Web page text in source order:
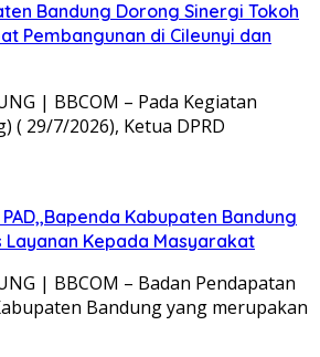
Bandung Dorong Sinergi Tokoh
Pembangunan di Cileunyi dan
| BBCOM – Pada Kegiatan
( 29/7/2026), Ketua DPRD
Kabupaten Bandung
Kepada Masyarakat
| BBCOM – Badan Pendapatan
Bandung yang merupakan